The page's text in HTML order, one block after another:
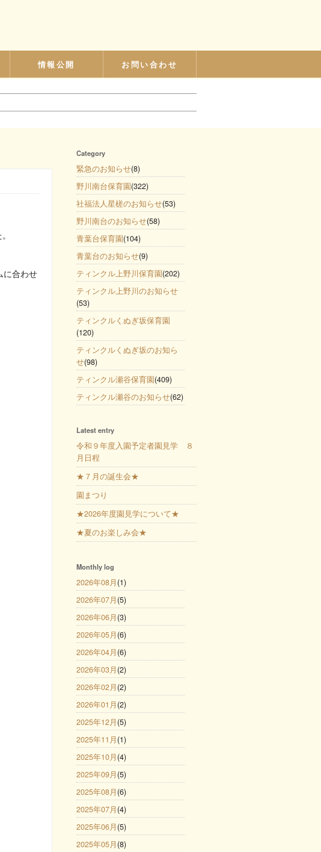
情報公開 お問い合わせ
に合わせ
Category
緊急のお知らせ(8)
野川南台保育園(322)
社福法人星槎のお知らせ(53)
野川南台のお知らせ(58)
青葉台保育園(104)
青葉台のお知らせ(9)
ティンクル上野川保育園(202)
ティンクル上野川のお知らせ
(53)
ティンクルくぬぎ坂保育園
(120)
ティンクルくぬぎ坂のお知ら
せ(98)
ティンクル瀬谷保育園(409)
ティンクル瀬谷のお知らせ(62)
Latest entry
令和９年度入園予定者園見学 ８
月日程
★７月の誕生会★
園まつり
★2026年度園見学について★
★夏のお楽しみ会★
Monthly log
2026年08月 (1)
2026年07月 (5)
2026年06月 (3)
2026年05月 (6)
2026年04月 (6)
2026年03月 (2)
2026年02月 (2)
2026年01月 (2)
2025年12月 (5)
2025年11月 (1)
2025年10月 (4)
2025年09月 (5)
2025年08月 (6)
2025年07月 (4)
2025年06月 (5)
2025年05月 (8)